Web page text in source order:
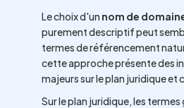
Le choix d'un nom de
purement descriptif peut
termes de référencement
cette approche présente des
majeurs sur le plan juridique et
Sur le plan juridique, les termes